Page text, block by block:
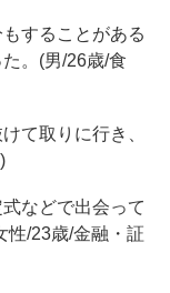
することがある
。(男/26歳/食
て取りに行き、
などで出会って
性/23歳/金融・証